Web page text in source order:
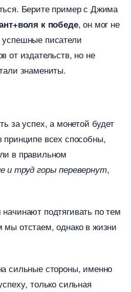
Берите пример с Джима
к победе, он мог не
писатели
от издательств, но не
знамениты.
за успех, а монетой будет
всех способны,
в правильном
и труд горы перевернут,
подтягивать по тем
мы отстаем, однако в жизни
сильные стороны, именно
только сильная